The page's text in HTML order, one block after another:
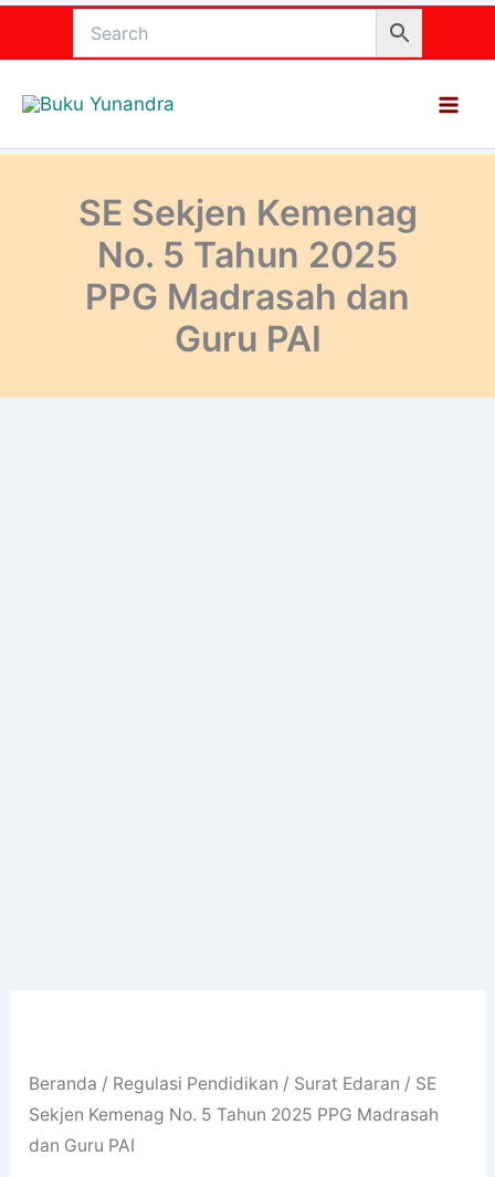
SE Sekjen Kemenag
No. 5 Tahun 2025
PPG Madrasah dan
Guru PAI
Beranda / Regulasi Pendidikan / Surat Edaran / SE
Sekjen Kemenag No. 5 Tahun 2025 PPG Madrasah
dan Guru PAI